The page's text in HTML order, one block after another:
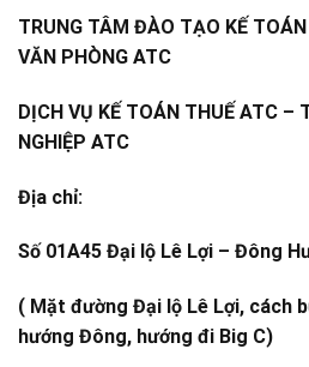
TRUNG TÂM ĐÀO TẠO KẾ
VĂN PHÒNG ATC
DỊCH VỤ KẾ TOÁN THUẾ ATC –
NGHIỆP ATC
Địa chỉ:
Số 01A45 Đại lộ Lê Lợi – Đông
( Mặt đường Đại lộ Lê Lợi, cách
hướng Đông, hướng đi Big C)